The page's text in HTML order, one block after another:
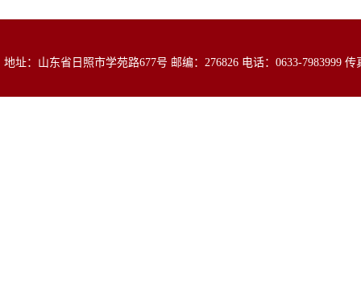
地址：山东省日照市学苑路677号 邮编：276826 电话：0633-7983999 传